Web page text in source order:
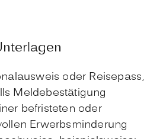
oder Reisepass,
Meldebestätigung
befristeten oder
Erwerbsminderung